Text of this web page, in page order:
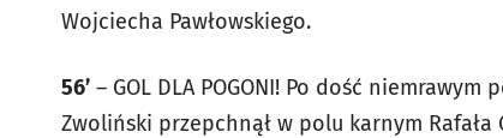
Wojciecha Pawłowskiego.
56’ – GOL DLA POGONI! Po dość
Zwoliński przepchnął w polu karnym